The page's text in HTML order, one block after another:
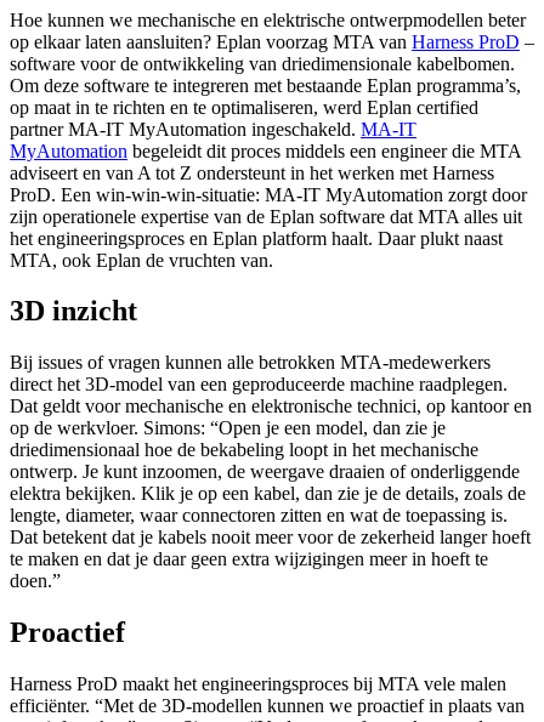
Hoe kunnen we mechanische en elektrische ontwerpmodellen beter
op elkaar laten aansluiten? Eplan voorzag MTA van Harness ProD –
software voor de ontwikkeling van driedimensionale kabelbomen.
Om deze software te integreren met bestaande Eplan programma’s,
op maat in te richten en te optimaliseren, werd Eplan certified
partner MA-IT MyAutomation ingeschakeld. MA-IT
MyAutomation begeleidt dit proces middels een engineer die MTA
adviseert en van A tot Z ondersteunt in het werken met Harness
ProD. Een win-win-win-situatie: MA-IT MyAutomation zorgt door
zijn operationele expertise van de Eplan software dat MTA alles uit
het engineeringsproces en Eplan platform haalt. Daar plukt naast
MTA, ook Eplan de vruchten van.
3D inzicht
Bij issues of vragen kunnen alle betrokken MTA-medewerkers
direct het 3D-model van een geproduceerde machine raadplegen.
Dat geldt voor mechanische en elektronische technici, op kantoor en
op de werkvloer. Simons: “Open je een model, dan zie je
driedimensionaal hoe de bekabeling loopt in het mechanische
ontwerp. Je kunt inzoomen, de weergave draaien of onderliggende
elektra bekijken. Klik je op een kabel, dan zie je de details, zoals de
lengte, diameter, waar connectoren zitten en wat de toepassing is.
Dat betekent dat je kabels nooit meer voor de zekerheid langer hoeft
te maken en dat je daar geen extra wijzigingen meer in hoeft te
doen.”
Proactief
Harness ProD maakt het engineeringsproces bij MTA vele malen
efficiënter. “Met de 3D-modellen kunnen we proactief in plaats van